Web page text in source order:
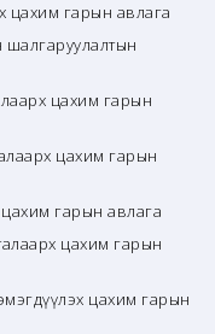
цахим гарын авлага
шалгаруулалтын
цахим гарын
цахим гарын
гарын авлага
цахим гарын
цахим гарын